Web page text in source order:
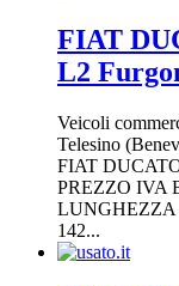
FIAT
L2
Veicoli
Telesino
FIAT
PREZZO IVA
142...